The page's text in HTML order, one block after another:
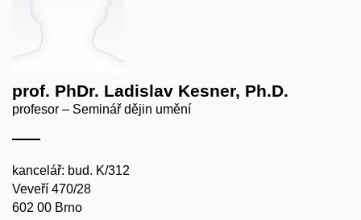
prof. PhDr. Ladislav Kesner, Ph.D.
profesor – Seminář dějin umění
kancelář: bud. K/312
Veveří 470/28
602 00 Brno